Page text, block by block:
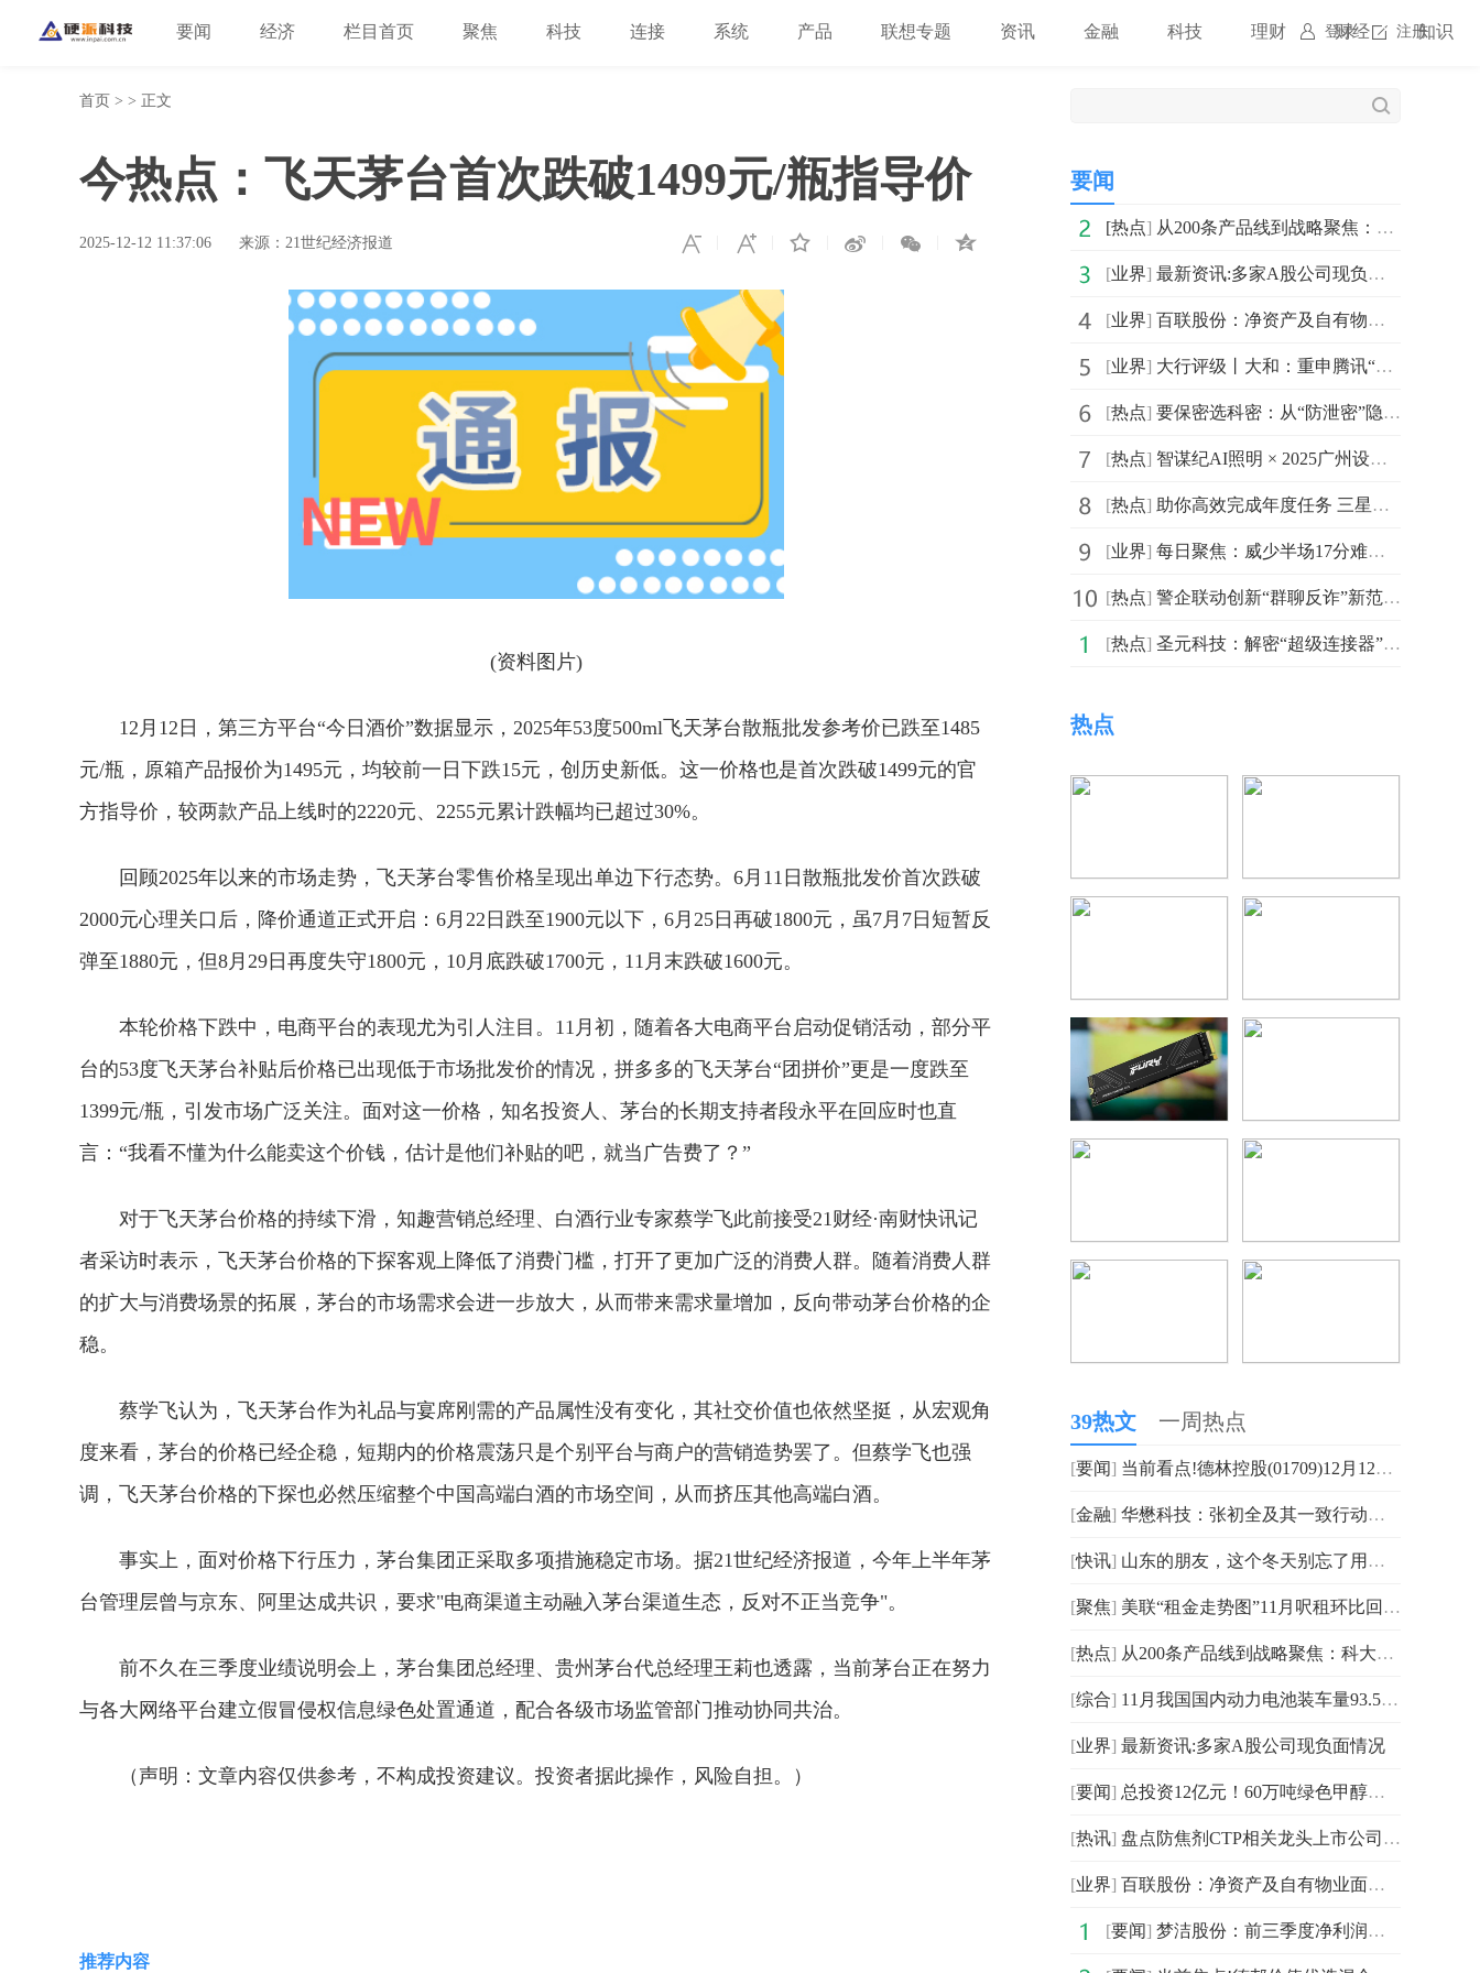
登录 注册
要闻 经济 栏目首页 聚焦 科技 连接 系统 产品 联想专题 资讯 金融 科技 理财 财经 知识
首页 > > 正文
今热点：飞天茅台首次跌破1499元/瓶指导价
2025-12-12 11:37:06 来源：21世纪经济报道
(资料图片)
12月12日，第三方平台“今日酒价”数据显示，2025年53度500ml飞天茅台散瓶批发参考价已跌至1485
元/瓶，原箱产品报价为1495元，均较前一日下跌15元，创历史新低。这一价格也是首次跌破1499元的官
方指导价，较两款产品上线时的2220元、2255元累计跌幅均已超过30%。
回顾2025年以来的市场走势，飞天茅台零售价格呈现出单边下行态势。6月11日散瓶批发价首次跌破
2000元心理关口后，降价通道正式开启：6月22日跌至1900元以下，6月25日再破1800元，虽7月7日短暂反
弹至1880元，但8月29日再度失守1800元，10月底跌破1700元，11月末跌破1600元。
本轮价格下跌中，电商平台的表现尤为引人注目。11月初，随着各大电商平台启动促销活动，部分平
台的53度飞天茅台补贴后价格已出现低于市场批发价的情况，拼多多的飞天茅台“团拼价”更是一度跌至
1399元/瓶，引发市场广泛关注。面对这一价格，知名投资人、茅台的长期支持者段永平在回应时也直
言：“我看不懂为什么能卖这个价钱，估计是他们补贴的吧，就当广告费了？”
对于飞天茅台价格的持续下滑，知趣营销总经理、白酒行业专家蔡学飞此前接受21财经·南财快讯记
者采访时表示，飞天茅台价格的下探客观上降低了消费门槛，打开了更加广泛的消费人群。随着消费人群
的扩大与消费场景的拓展，茅台的市场需求会进一步放大，从而带来需求量增加，反向带动茅台价格的企
稳。
蔡学飞认为，飞天茅台作为礼品与宴席刚需的产品属性没有变化，其社交价值也依然坚挺，从宏观角
度来看，茅台的价格已经企稳，短期内的价格震荡只是个别平台与商户的营销造势罢了。但蔡学飞也强
调，飞天茅台价格的下探也必然压缩整个中国高端白酒的市场空间，从而挤压其他高端白酒。
事实上，面对价格下行压力，茅台集团正采取多项措施稳定市场。据21世纪经济报道，今年上半年茅
台管理层曾与京东、阿里达成共识，要求"电商渠道主动融入茅台渠道生态，反对不正当竞争"。
前不久在三季度业绩说明会上，茅台集团总经理、贵州茅台代总经理王莉也透露，当前茅台正在努力
与各大网络平台建立假冒侵权信息绿色处置通道，配合各级市场监管部门推动协同共治。
（声明：文章内容仅供参考，不构成投资建议。投资者据此操作，风险自担。）
推荐内容
要闻
[热点] 从200条产品线到战略聚焦：科大讯飞的“减法哲学”
[业界] 最新资讯:多家A股公司现负面情况
[业界] 百联股份：净资产及自有物业面积请参阅定期报告
[业界] 大行评级丨大和：重申腾讯“买入”评级 强调其为中国互联网板块的首选股
[热点] 要保密选科密：从“防泄密”隐性需求中挖掘增长新蓝海
[热点] 智谋纪AI照明 × 2025广州设计周圆满收官！
[热点] 助你高效完成年度任务 三星Galaxy Tab S11系列热销中
[业界] 每日聚焦：威少半场17分难阻惨败，约基奇三节打卡36+12+8，掘金复仇国王
[热点] 警企联动创新“群聊反诈”新范式，Soul App 筑牢 Z 世代数字安全“防火墙”
[热点] 圣元科技：解密“超级连接器”模式下的光学、AI与区块链产业融合
热点
39热文 一周热点
[要闻] 当前看点!德林控股(01709)12月12日斥资570.7万港元回购320万股股份
[金融] 华懋科技：张初全及其一致行动人12个月内不再以任何形式继续减持公司股份_新视野
[快讯] 山东的朋友，这个冬天别忘了用支付宝碰一下支付哦～
[聚焦] 美联“租金走势图”11月呎租环比回升0.15% 首11个月累升2.92% 今日热文
[热点] 从200条产品线到战略聚焦：科大讯飞的“减法哲学”
[综合] 11月我国国内动力电池装车量93.5GWh 同比增长39.2% 焦点短讯
[业界] 最新资讯:多家A股公司现负面情况
[要闻] 总投资12亿元！60万吨绿色甲醇项目，本月开工
[热讯] 盘点防焦剂CTP相关龙头上市公司，有这只（2025/12/12）|每日快播
[业界] 百联股份：净资产及自有物业面积请参阅定期报告
[要闻] 梦洁股份：前三季度净利润同比增长28.69%